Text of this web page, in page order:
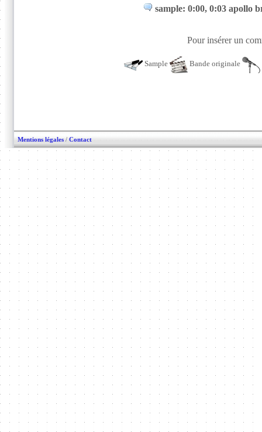
sample: 0:00, 0:03 apollo
Pour insérer un
Sample Bande originale
Mentions légales / Contact